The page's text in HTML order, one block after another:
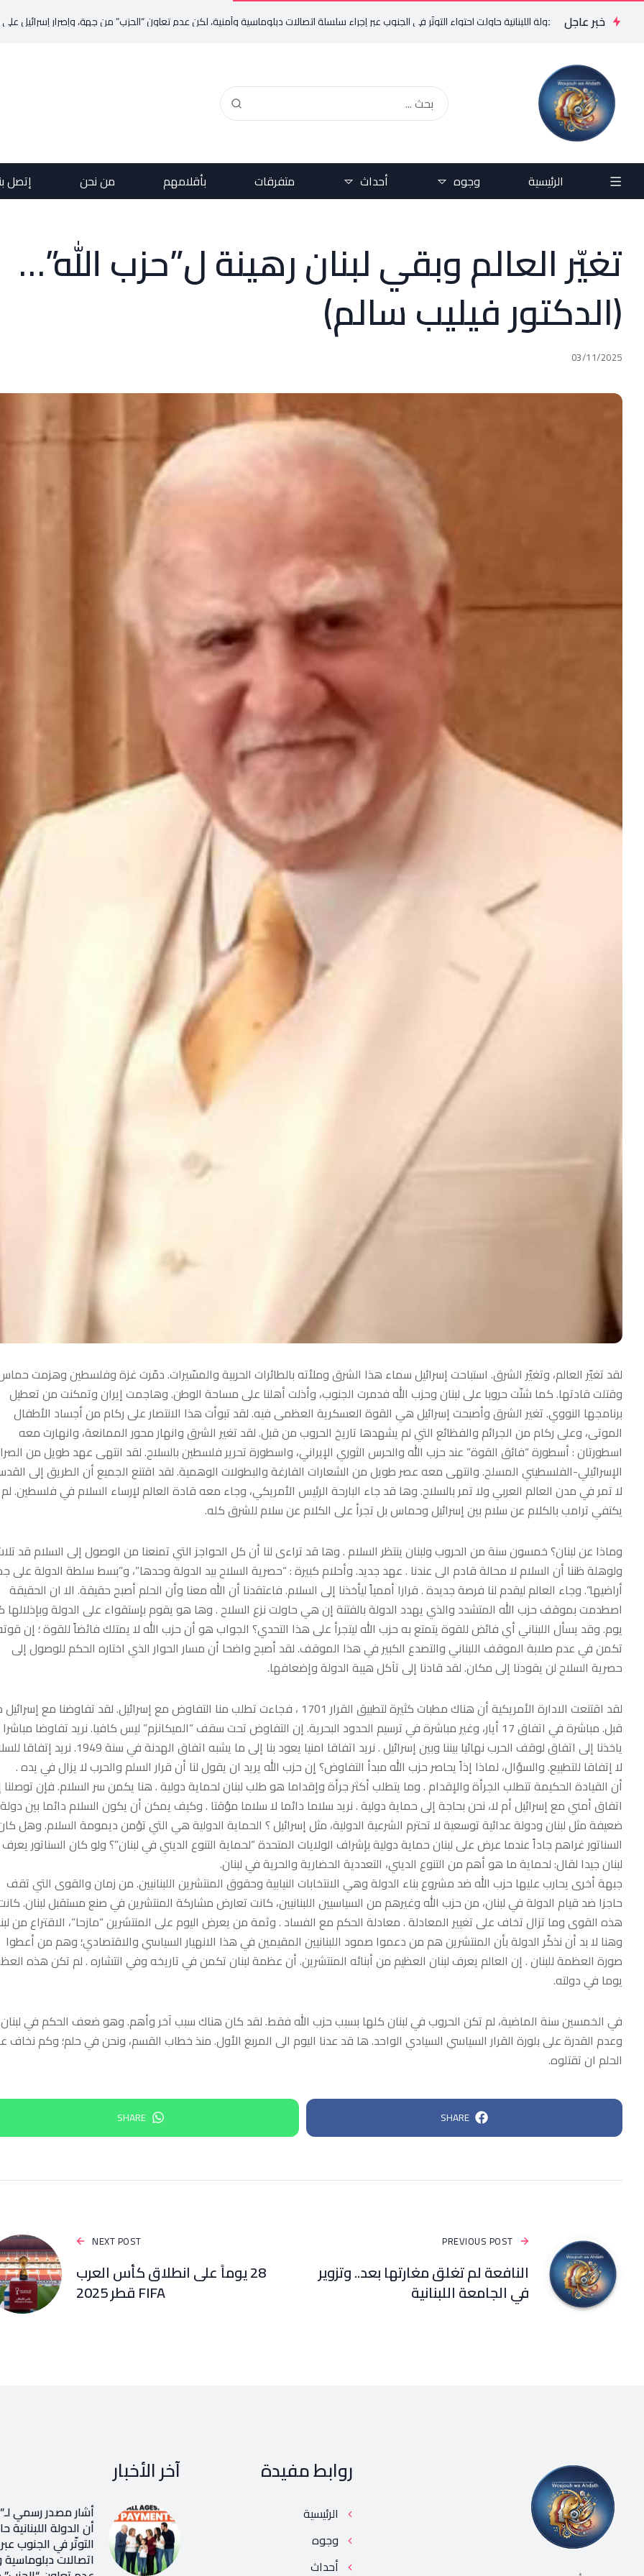
خبر عاجل
إلى أن الدولة اللبنانية حاولت احتواء التوتّر في الجنوب عبر إجراء سلسلة اتصالات دبلوماسية وأمنية، لكن عدم تعاون “الحزب” من جهة، وإصرار إسرائيل على ضرب
الرئيسية وجوه أحداث متفرقات بأقلامهم من نحن إتصل
تغيّر العالم وبقي لبنان رهينة ل”حزب الله”…
(الدكتور فيليب سالم)
03/11/2025
لقد تغيّر العالم، وتغيّر الشرق. استباحت إسرائيل سماء هذا الشرق وملأته بالطائرات الحربية والمسّيرات. دمّرت غزة وفلسطين وهزمت
وقتلت قادتها. كما شنّت حروبا على لبنان وحزب الله فدمرت الجنوب، وأذلت أهلنا على مساحة الوطن. وهاجمت إيران وتمكنت من تعطيل
برنامجها النووي. تغير الشرق وأصبحت إسرائيل هي القوة العسكرية العظمى فيه. لقد تبوأت هذا الانتصار على ركام من أجساد الأطفال
الموتى، وعلى ركام من الجرائم والفظائع التي لم يشهدها تاريخ الحروب من قبل. لقد تغير الشرق وانهار محور الممانعة، وانهارت معه
اسطورتان : أسطورة “فائق القوة” عند حزب الله والحرس الثوري الإيراني، واسطورة تحرير فلسطين بالسلاح. لقد انتهى عهد طويل من
الإسرائيلي-الفلسطيني المسلح. وانتهى معه عصر طويل من الشعارات الفارغة والبطولات الوهمية. لقد اقتنع الجميع أن الطريق إلى
لا تمر في مدن العالم العربي ولا تمر بالسلاح. وها قد جاء البارحة الرئيس الأمريكي، وجاء معه قادة العالم لإرساء السلام في فلسطين. لم
يكتفي ترامب بالكلام عن سلام بين إسرائيل وحماس بل تجرأ على الكلام عن سلام للشرق كله.
وماذا عن لبنان؟ خمسون سنة من الحروب ولبنان ينتظر السلام . وها قد تراءى لنا أن كل الحواجز التي تمنعنا من الوصول إلى السلام قد
ولوهلة ظننا أن السلام لا محالة قادم الى عندنا . عهد جديد. وأحلام كبيرة : “حصرية السلاح بيد الدولة وحدها”، و”بسط سلطة الدولة على
أراضيها”. وجاء العالم ليقدم لنا فرصة جديدة . قرارا أممياً ليأخذنا إلى السلام. فاعتقدنا أن الله معنا وأن الحلم أصبح حقيقة. الا ان الحقيقة
اصطدمت بموقف حزب الله المتشدد والذي يهدد الدولة بالفتنة إن هي حاولت نزع السلاح . وها هو يقوم بإستقواء على الدولة
يوم. وقد يسأل اللبناني أي فائض للقوة يتمتع به حزب الله ليتجرأ على هذا التحدي؟ الجواب هو أن حزب الله لا يمتلك فائضاً للقوة ؛ إن
تكمن في عدم صلابة الموقف اللبناني والتصدع الكبير في هذا الموقف. لقد أصبح واضحا أن مسار الحوار الذي اختاره الحكم للوصول إلى
حصرية السلاح لن يقودنا إلى مكان. لقد قادنا إلى تآكل هيبة الدولة وإضعافها.
لقد اقتنعت الادارة الأمريكية أن هناك مطبات كثيرة لتطبيق القرار 1701 ، فجاءت تطلب منا التفاوض مع إسرائيل. لقد تفاوضنا مع
قبل. مباشرة في اتفاق 17 أيار، وغير مباشرة في ترسيم الحدود البحرية. إن التفاوض تحت سقف “الميكانزم” ليس كافيا. نريد تفاوضا مباشرا
ياخذنا إلى اتفاق لوقف الحرب نهائيا بيننا وبين إسرائيل . نريد اتفاقا امنيا يعود بنا إلى ما يشبه اتفاق الهدنة في سنة
لا إتفاقا للتطبيع. والسؤال، لماذا إذاً يحاصر حزب الله مبدأ التفاوض؟ إن حزب الله يريد ان يقول لنا أن قرار السلم والحرب لا يزال في يده .
أن القيادة الحكيمة تتطلب الجرأة والإقدام . وما يتطلب أكثر جرأة وإقداما هو طلب لبنان لحماية دولية . هنا يكمن سر السلام. فإن توصلنا
اتفاق أمني مع إسرائيل أم لا، نحن بحاجة إلى حماية دولية . نريد سلاما دائما لا سلاما مؤقتا . وكيف يمكن أن يكون السلام دائما بين دولة
ضعيفة مثل لبنان ودولة عدائية توسعية لا تحترم الشرعية الدولية، مثل إسرائيل ؟ الحماية الدولية هي التي تؤمن ديمومة السلام. وهل
السناتور غراهم جاداً عندما عرض على لبنان حماية دولية بإشراف الولايات المتحدة “لحماية التنوع الديني في لبنان”؟ ولو كان السناتور يعرف
لبنان جيدا لقال: لحماية ما هو أهم من التنوع الديني، التعددية الحضارية والحرية في لبنان.
جبهة أخرى يحارب عليها حزب الله ضد مشروع بناء الدولة وهي الانتخابات النيابية وحقوق المنتشرين اللبنانيين. من زمان والقوى التي تقف
حاجزا ضد قيام الدولة في لبنان، من حزب الله وغيرهم من السياسيين اللبنانيين، كانت تعارض مشاركة المنتشرين في صنع مستقبل لبنان.
هذه القوى وما تزال تخاف على تغيير المعادلة . معادلة الحكم مع الفساد . وثمة من يعرض اليوم على المنتشرين “مازحا”، الاقتراع من
وهنا لا بد أن نذكّر الدولة بأن المنتشرين هم من دعموا صمود اللبنانيين المقيمين في هذا الانهيار السياسي والاقتصادي؛ وهم من أعطوا
صورة العظمة للبنان . إن العالم يعرف لبنان العظيم من أبنائه المنتشرين. أن عظمة لبنان تكمن في تاريخه وفي انتشاره . لم تكن هذه
يوما في دولته.
في الخمسين سنة الماضية، لم تكن الحروب في لبنان كلها بسبب حزب الله فقط. لقد كان هناك سبب آخر وأهم. وهو ضعف الحكم في
وعدم القدرة على بلورة القرار السياسي السيادي الواحد. ها قد عدنا اليوم الى المربع الأول. منذ خطاب القسم، ونحن في حلم؛ وكم نخاف
الحلم ان تقتلوه.
SHARE
SHARE
PREVIOUS POST
النافعة لم تغلق مغارتها بعد.. وتزوير
في الجامعة اللبنانية
NEXT POST
28 يوماً على انطلاق كأس العرب
FIFA قطر 2025
روابط مفيدة
الرئيسية
وجوه
أحداث
آخر الأخبار
أشار مصدر رسمي
أن الدولة اللبنانية
التوتّر في الجنوب
اتصالات